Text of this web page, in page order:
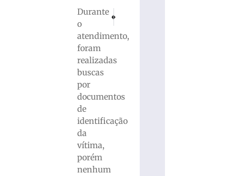
Durante
o
atendimento,
foram
realizadas
buscas
por
documentos
de
identificação
da
vítima,
porém
nenhum
PRÓXIMO